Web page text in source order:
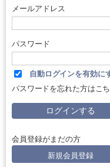
メールアドレス
パスワード
自動ログインを有効に
パスワードを忘れた方はこ
会員登録がまだの方
新規会員登録